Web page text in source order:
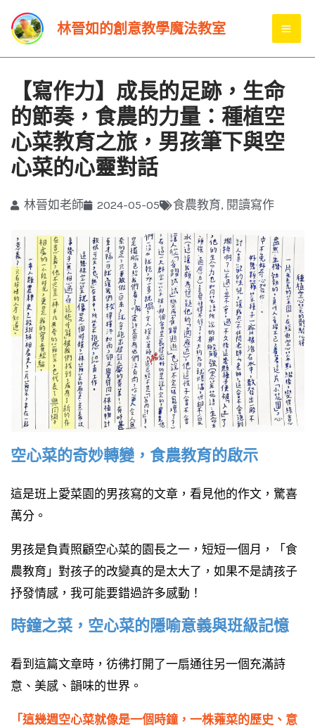
主
林晉如的創意教學魔法教室
【寫作力】成長的足跡，生命
的節奏，食農的力量：種植空
心菜教育之旅，男孩筆下與空
心菜的心靈對話
林晉如老師 2024-05-05 食農教育, 閱讀寫作
空心菜的奇妙轉變，食農教育的啟示
這是班上愛菜園的男孩寫的文章，看見他的作文，驚喜
萬分。
男孩是負責照顧空心菜的園長之一，短短一個月，「食
農教育」對孩子的改變真的是太大了，如果不是請孩子
抒發情感，我可能要錯過許多感動！
時鐘之菜，空心菜的隱喻意義與班級記憶
看到這篇文章時，彷彿打開了一扇通往另一個充滿詩
意、美感、韻味的世界。
「這幾週空心菜就像是一個時鐘，一株蕹菜的歷史、意